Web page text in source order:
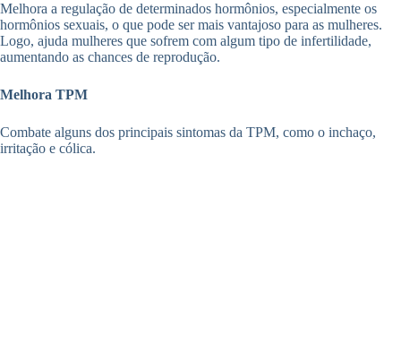
Melhora a regulação de determinados hormônios, especialmente os
hormônios sexuais, o que pode ser mais vantajoso para as mulheres.
Logo, ajuda mulheres que sofrem com algum tipo de infertilidade,
aumentando as chances de reprodução.
Melhora TPM
Combate alguns dos principais sintomas da TPM, como o inchaço,
irritação e cólica.